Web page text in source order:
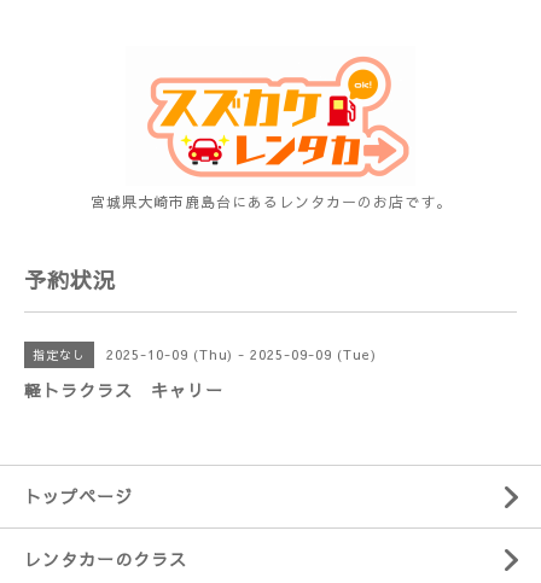
宮城県大崎市鹿島台にあるレンタカーのお店です。
予約状況
指定なし 2025-10-09 (Thu) - 2025-09-09 (Tue)
軽トラクラス キャリー
トップページ
レンタカーのクラス